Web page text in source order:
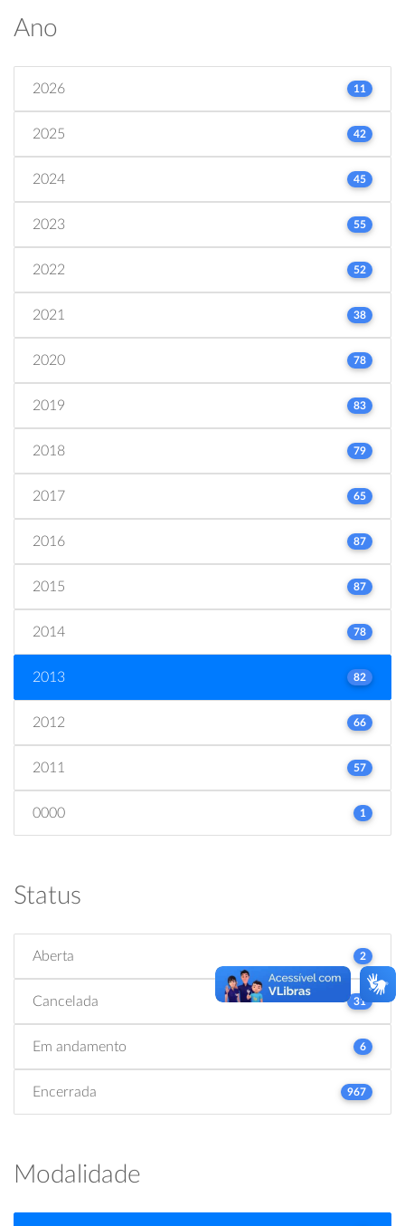
Ano
2026 11
2025 42
2024 45
2023 55
2022 52
2021 38
2020 78
2019 83
2018 79
2017 65
2016 87
2015 87
2014 78
2013 82
2012 66
2011 57
0000 1
Status
Aberta 2
Cancelada 31
Em andamento 6
Encerrada 967
Modalidade